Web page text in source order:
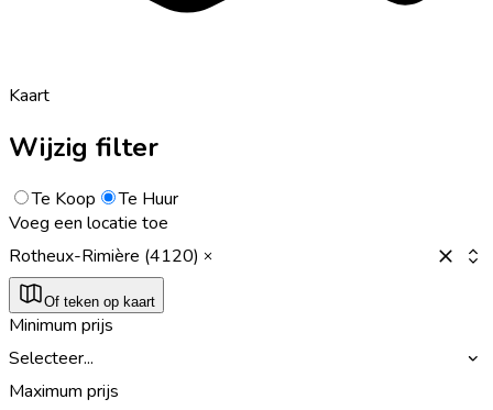
Kaart
Wijzig filter
Te Koop
Te Huur
Voeg een locatie toe
Rotheux-Rimière (4120)
Of teken op kaart
Minimum prijs
Selecteer...
Maximum prijs